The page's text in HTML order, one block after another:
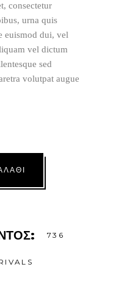
consectetur
urna quis
euismod dui, vel
vel dictum
sed
volutpat augue
736